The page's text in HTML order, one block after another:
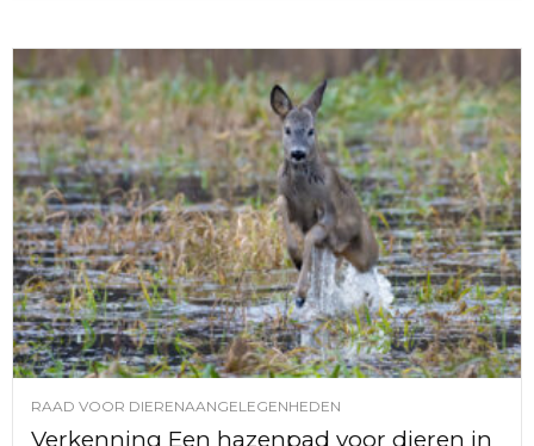
RAAD VOOR DIERENAANGELEGENHEDEN
Verkenning Een hazenpad voor dieren in